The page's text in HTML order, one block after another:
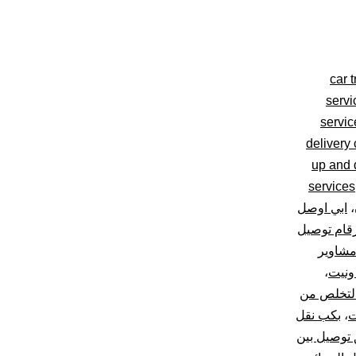
car
delivery
up and
services
، ابي اوصل
توصيل
،
التخلص من
، بكب نقل
توصيل بين